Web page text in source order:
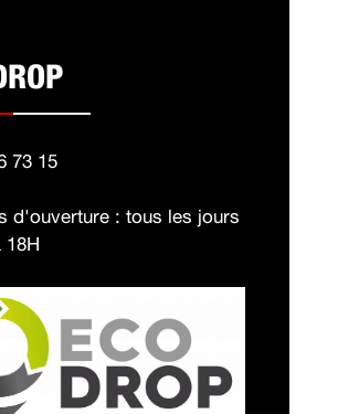
73 15
d'ouverture : tous les jours
18H